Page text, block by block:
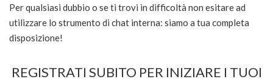
Per qualsiasi dubbio o se ti trovi in difficoltà non esitare ad
utilizzare lo strumento di chat interna: siamo a tua completa
disposizione!
REGISTRATI SUBITO PER INIZIARE I TUOI